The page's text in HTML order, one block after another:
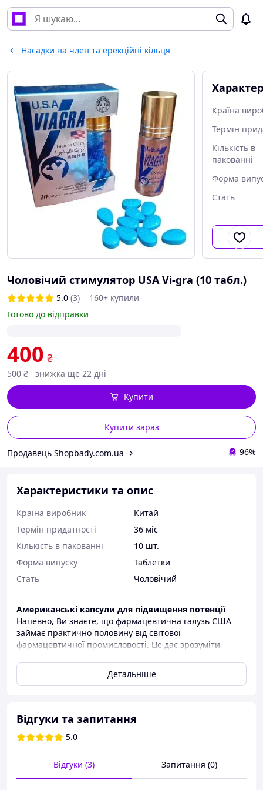
Насадки на член та ерекційні кільця
Країна
Термін
Кількість в
пакованні
Форма
Стать
Чоловічий стимулятор USA Vi-gra (10 табл.)
5.0 (3)
160+ купили
Готово до відправки
400 ₴
500 ₴ знижка ще 22 дні
Купити зараз
Купити
Продавець Shopbady.com.ua 96%
Характеристики та опис
Країна виробник
Китай
Термін придатності
36 міс
Кількість в пакованні
10 шт.
Форма випуску
Таблетки
Стать
Чоловічий
Американські капсули для підвищення потенції
Напевно, Ви знаєте, що фармацевтична галузь США
займає практично половину від світової
фармацевтичної промисловості. Це дає зрозуміти
розробки препаратів Ви знайдете серед американських
виробників. Це стосується і препаратів для зміцнення
надійне зміцнення сечостатевої системи, профілактика
простатиту та різних захворювань інтимного
характеру.
абсолютно всі чоловіки, адже інтимне здоров'я займає
ключову роль у фізичному та психологічному стані
Детальніше
Відгуки та запитання
5.0
Відгуки (3) Запитання (0)